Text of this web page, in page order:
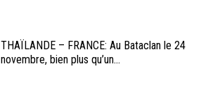
THAÏLANDE – FRANCE: Au Bataclan le 24
novembre, bien plus qu’un...